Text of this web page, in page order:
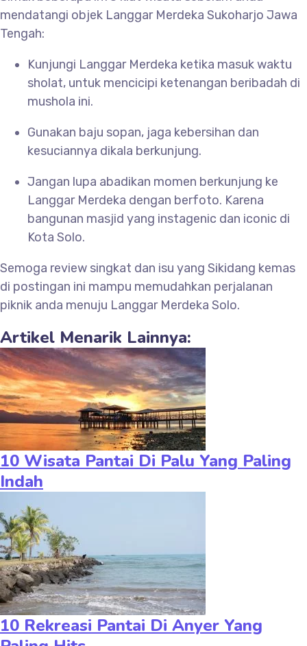
mendatangi objek Langgar Merdeka Sukoharjo Jawa
Tengah:
Kunjungi Langgar Merdeka ketika masuk waktu
sholat, untuk mencicipi ketenangan beribadah di
mushola ini.
Gunakan baju sopan, jaga kebersihan dan
kesuciannya dikala berkunjung.
Jangan lupa abadikan momen berkunjung ke
Langgar Merdeka dengan berfoto. Karena
bangunan masjid yang instagenic dan iconic di
Kota Solo.
Semoga review singkat dan isu yang Sikidang kemas
di postingan ini mampu memudahkan perjalanan
piknik anda menuju Langgar Merdeka Solo.
Artikel Menarik Lainnya:
10 Wisata Pantai Di Palu Yang Paling
Indah
10 Rekreasi Pantai Di Anyer Yang